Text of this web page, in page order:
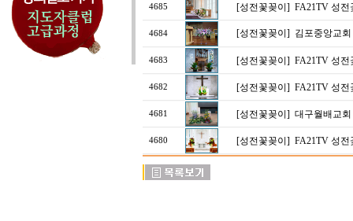
4685 [성전꽃꽂이] FA21TV 성전
4684 [성전꽃꽂이] 김포중앙교회
4683 [성전꽃꽂이] FA21TV 성전
4682 [성전꽃꽂이] FA21TV 성전
4681 [성전꽃꽂이] 대구월배교
4680 [성전꽃꽂이] FA21TV 성전